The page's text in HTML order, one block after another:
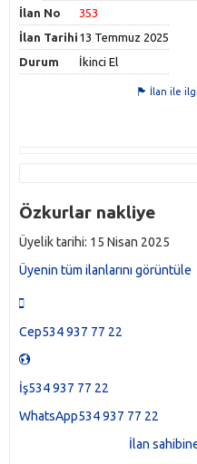
İlan No
353
İlan Tarihi 13 Temmuz 2025
Durum
İkinci El
İlan ile
Özkurlar nakliye
Üyelik tarihi: 15 Nisan 2025
Üyenin tüm ilanlarını görüntüle
Cep534 937 77 22
İş534 937 77 22
WhatsApp534 937 77 22
İlan